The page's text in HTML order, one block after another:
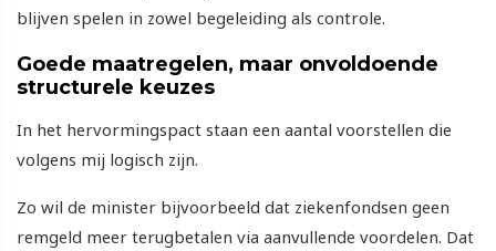
blijven spelen in zowel begeleiding als controle.
Goede maatregelen, maar onvoldoende
structurele keuzes
In het hervormingspact staan een aantal voorstellen die
volgens mij logisch zijn.
Zo wil de minister bijvoorbeeld dat ziekenfondsen geen
remgeld meer terugbetalen via aanvullende voordelen. Dat